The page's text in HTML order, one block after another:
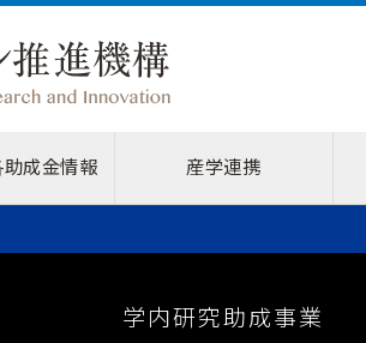
成金情報 産学連携
学内研究助成事業